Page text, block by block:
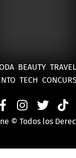
BEAUTY TRAVEL
TECH
© Todos los